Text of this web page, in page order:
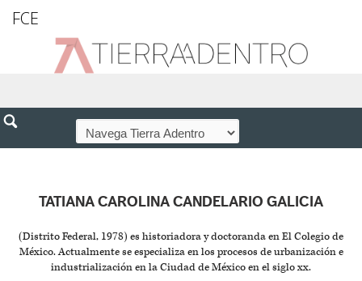
FCE
TATIANA CAROLINA CANDELARIO GALICIA
(Distrito Federal, 1978) es historiadora y doctoranda en El Colegio de
México. Actualmente se especializa en los procesos de urbanización e
industrialización en la Ciudad de México en el siglo xx.